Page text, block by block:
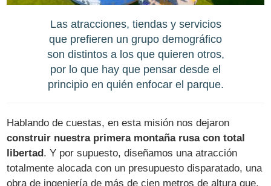
Las atracciones, tiendas y servicios
que prefieren un grupo demográfico
son distintos a los que quieren otros,
por lo que hay que pensar desde el
principio en quién enfocar el parque.
Hablando de cuestas, en esta misión nos dejaron
construir nuestra primera montaña rusa con total
libertad . Y por supuesto, diseñamos una atracción
totalmente alocada con un presupuesto disparatado, una
obra de ingeniería de más de cien metros de altura que,